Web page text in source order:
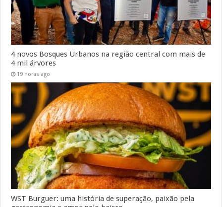
4 novos Bosques Urbanos na região central com mais de
4 mil árvores
19 horas ago
WST Burguer: uma história de superação, paixão pela